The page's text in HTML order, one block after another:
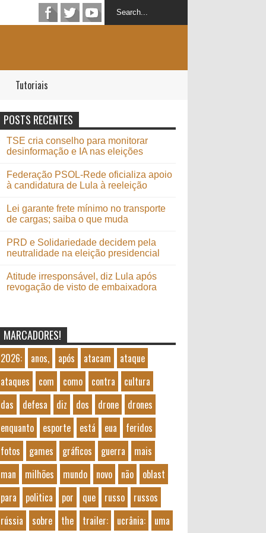
Tutoriais
POSTS RECENTES
TSE cria conselho para monitorar
desinformação e IA nas eleições
Federação PSOL-Rede oficializa apoio
à candidatura de Lula à reeleição
Lei garante frete mínimo no transporte
de cargas; saiba o que muda
PRD e Solidariedade decidem pela
neutralidade na eleição presidencial
Atitude irresponsável, diz Lula após
revogação de visto de embaixadora
MARCADORES!
2026: anos, após atacam
ataque
ataques
com como contra
cultura
das
defesa diz dos drone
drones
enquanto
esporte está eua
feridos
fotos
games gráficos guerra
mais
man
milhões mundo novo não
oblast
para
politica por que russo
russos
rússia
sobre the trailer: ucrânia:
uma